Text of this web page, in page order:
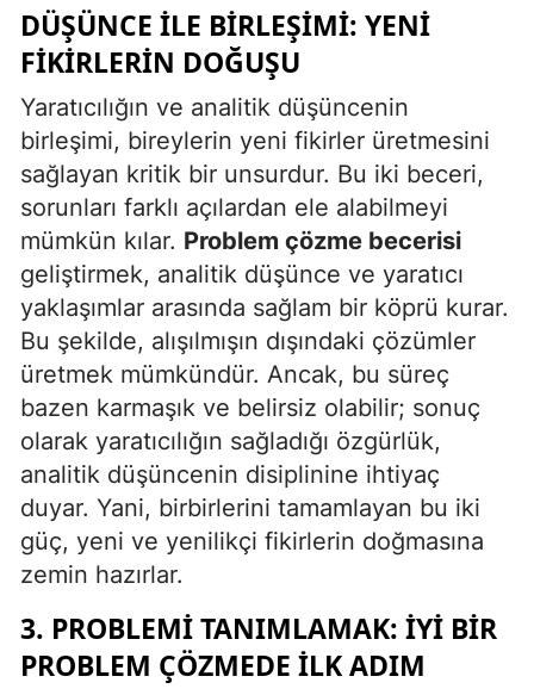
Yozgat
Zonguldak
Aksaray
Bayburt
Karaman
Kırıkkale
Batman
Şırnak
Bartın
Ardahan
Iğdır
Karabük
Kilis
DÜŞÜNCE ILE BIRLEŞIMI: YENI
FIKIRLERIN DOĞUŞU
Yaratıcılığın ve analitik düşüncenin
birleşimi, bireylerin yeni fikirler üretmesini
sağlayan kritik bir unsurdur. Bu iki beceri,
sorunları farklı açılardan ele alabilmeyi
mümkün kılar. Problem çözme becerisi
geliştirmek, analitik düşünce ve yaratıcı
yaklaşımlar arasında sağlam bir köprü kurar.
Bu şekilde, alışılmışın dışındaki çözümler
üretmek mümkündür. Ancak, bu süreç
bazen karmaşık ve belirsiz olabilir; sonuç
olarak yaratıcılığın sağladığı özgürlük,
analitik düşüncenin disiplinine ihtiyaç
duyar. Yani, birbirlerini tamamlayan bu iki
güç, yeni ve yenilikçi fikirlerin doğmasına
zemin hazırlar.
3. PROBLEMI TANIMLAMAK: İYI BIR
PROBLEM ÇÖZMEDE İLK ADIM